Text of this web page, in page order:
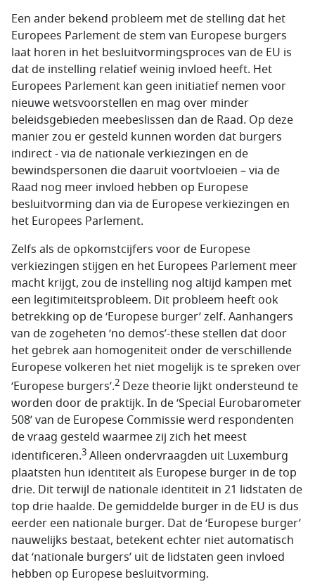
Een ander bekend probleem met de stelling dat het
Europees Parlement de stem van Europese burgers
laat horen in het besluitvormingsproces van de EU is
dat de instelling relatief weinig invloed heeft. Het
Europees Parlement kan geen initiatief nemen voor
nieuwe wetsvoorstellen en mag over minder
beleidsgebieden meebeslissen dan de Raad. Op deze
manier zou er gesteld kunnen worden dat burgers
indirect - via de nationale verkiezingen en de
bewindspersonen die daaruit voortvloeien – via de
Raad nog meer invloed hebben op Europese
besluitvorming dan via de Europese verkiezingen en
het Europees Parlement.
Zelfs als de opkomstcijfers voor de Europese
verkiezingen stijgen en het Europees Parlement meer
macht krijgt, zou de instelling nog altijd kampen met
een legitimiteitsprobleem. Dit probleem heeft ook
betrekking op de ‘Europese burger’ zelf. Aanhangers
van de zogeheten ‘no demos’-these stellen dat door
het gebrek aan homogeniteit onder de verschillende
Europese volkeren het niet mogelijk is te spreken over
‘Europese burgers’.2 Deze theorie lijkt ondersteund te
worden door de praktijk. In de ‘Special Eurobarometer
508’ van de Europese Commissie werd respondenten
de vraag gesteld waarmee zij zich het meest
identificeren.3 Alleen ondervraagden uit Luxemburg
plaatsten hun identiteit als Europese burger in de top
drie. Dit terwijl de nationale identiteit in 21 lidstaten de
top drie haalde. De gemiddelde burger in de EU is dus
eerder een nationale burger. Dat de ‘Europese burger’
nauwelijks bestaat, betekent echter niet automatisch
dat ‘nationale burgers’ uit de lidstaten geen invloed
hebben op Europese besluitvorming.